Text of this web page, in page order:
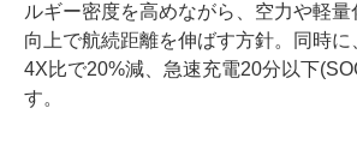
ルギー密度を高めながら、空力や軽
向上で航続距離を伸ばす方針。同時
4X比で20%減、急速充電20分以下
す。